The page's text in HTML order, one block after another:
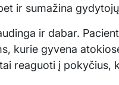
ir sumažina
ir dabar.
kurie gyvena
reaguoti į pokyčius,